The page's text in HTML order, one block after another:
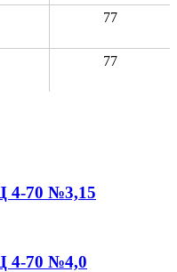
77
77
4-70 №3,15
4-70 №4,0